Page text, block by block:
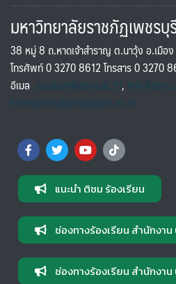
มหาวิทยาลัยราชภัฏเพชรบุ
38 หมู่ 8 ถ.หาดเจ้าสำราญ ต.นาวุ้ง อ.เมือ
โทรศัพท์ 0 3270 8612 โทรสาร 0 3270
อีเมล saraban@pbru.ac.th,
international@mail.pbru.ac.th
แนะนำ ติชม ร้องเรียน
ช่องทางร้องเรียน สำนักงาน
ช่องทางร้องเรียน สำนักงาน